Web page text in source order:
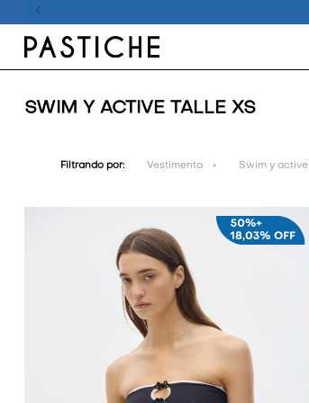
SWIM Y ACTIVE TALLE XS
Filtrando por: Vestimenta Swim y active